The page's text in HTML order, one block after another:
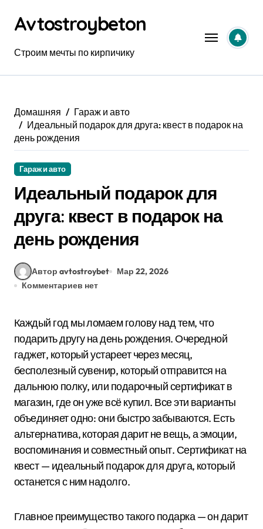
содержанию
Avtostroybeton
Строим мечты по кирпичику
Домашняя
Гараж и авто
Идеальный подарок для друга: квест в подарок на
день рождения
Гараж и авто
Идеальный подарок для
друга: квест в подарок на
день рождения
Автор avtostroybet
Мар 22, 2026
Комментариев нет
Каждый год мы ломаем голову над тем, что
подарить другу на день рождения. Очередной
гаджет, который устареет через месяц,
бесполезный сувенир, который отправится на
дальнюю полку, или подарочный сертификат в
магазин, где он уже всё купил. Все эти варианты
объединяет одно: они быстро забываются. Есть
альтернатива, которая дарит не вещь, а эмоции,
воспоминания и совместный опыт. Сертификат на
квест — идеальный подарок для друга, который
останется с ним надолго.
Главное преимущество такого подарка — он дарит